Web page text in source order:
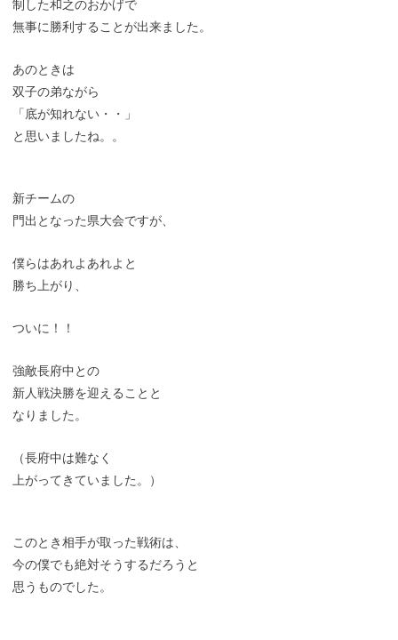
制した和之のおかげで
無事に勝利することが出来ました。
あのときは
双子の弟ながら
「底が知れない・・」
と思いましたね。。
新チームの
門出となった県大会ですが、
僕らはあれよあれよと
勝ち上がり、
ついに！！
強敵長府中との
新人戦決勝を迎えることと
なりました。
（長府中は難なく
上がってきていました。）
このとき相手が取った戦術は、
今の僕でも絶対そうするだろうと
思うものでした。